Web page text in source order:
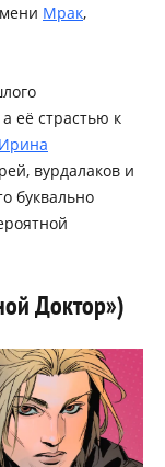
Мрак,
а её страстью к
Ирина
вурдалаков и
буквально
Доктор»)